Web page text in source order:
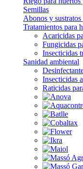
Semillas
Abonos y
Tratamientos para
Acaricidas
Fungicidas
Insecticidas
Sanidad ambiental
Insecticidas
Raticidas